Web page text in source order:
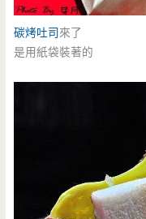
碳烤吐司來了
是用紙袋裝著的